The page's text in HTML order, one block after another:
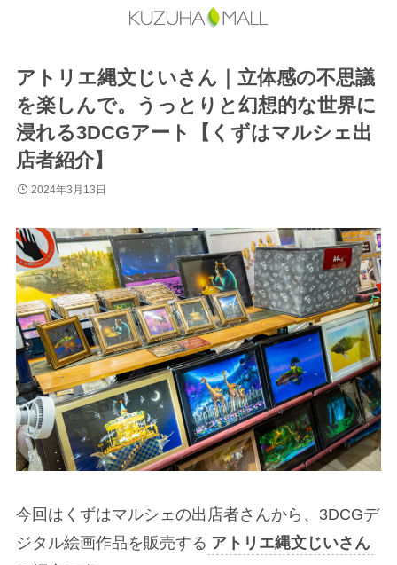
アトリエ縄文じいさん｜立体感の不思議
を楽しんで。うっとりと幻想的な世界に
浸れる3DCGアート【くずはマルシェ出
店者紹介】
2024年3月13日
今回はくずはマルシェの出店者さんから、3DCGデ
ジタル絵画作品を販売する アトリエ縄文じいさん